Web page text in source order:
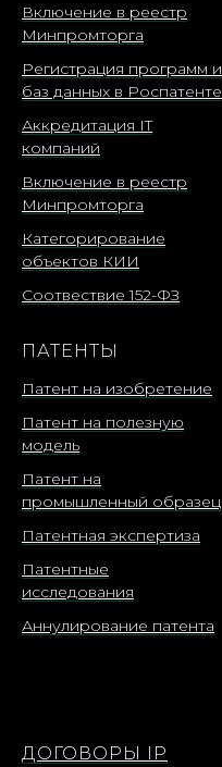
Включение в реестр
Минпромторга
Регистрация программ и
баз данных в Роспатенте
Аккредитация IT
компаний
Включение в реестр
Минпромторга
Категорирование
объектов КИИ
Соотвествие 152-ФЗ
ПАТЕНТЫ
Патент на изобретение
Патент на полезную
модель
Патент на
промышленный образец
Патентная экспертиза
Патентные
исследования
Аннулирование патента
ДОГОВОРЫ IP